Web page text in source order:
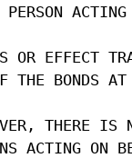
ACTING
OR EFFECT
THE BONDS
THERE IS
ACTING ON